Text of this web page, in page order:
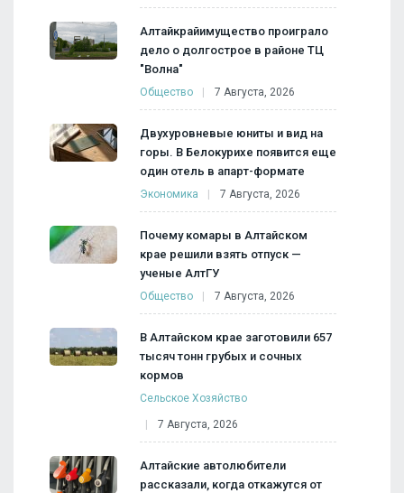
Алтайкрайимущество проиграло
дело о долгострое в районе ТЦ
"Волна"
Общество 7 Августа, 2026
Двухуровневые юниты и вид на
горы. В Белокурихе появится еще
один отель в апарт-формате
Экономика 7 Августа, 2026
Почему комары в Алтайском
крае решили взять отпуск —
ученые АлтГУ
Общество 7 Августа, 2026
В Алтайском крае заготовили 657
тысяч тонн грубых и сочных
кормов
Сельское Хозяйство
7 Августа, 2026
Алтайские автолюбители
рассказали, когда откажутся от